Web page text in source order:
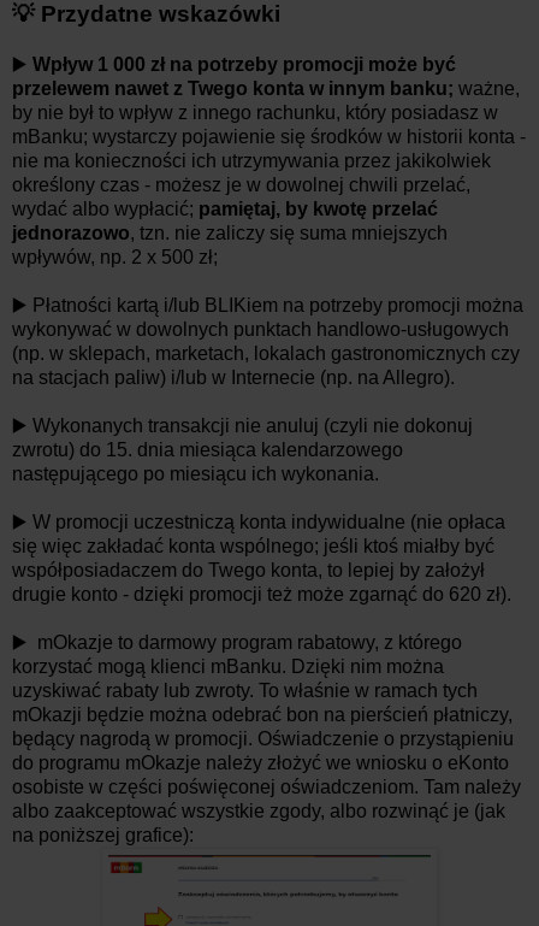
💡 Przydatne wskazówki
▶️ Wpływ 1 000 zł na potrzeby promocji może być
przelewem nawet z Twego konta w innym banku; ważne,
by nie był to wpływ z innego rachunku, który posiadasz w
mBanku; wystarczy pojawienie się środków w historii konta -
nie ma konieczności ich utrzymywania przez jakikolwiek
określony czas - możesz je w dowolnej chwili przelać,
wydać albo wypłacić; pamiętaj, by kwotę przelać
jednorazowo, tzn. nie zaliczy się suma mniejszych
wpływów, np. 2 x 500 zł;
▶️ Płatności kartą i/lub BLIKiem na potrzeby promocji można
wykonywać w dowolnych punktach handlowo-usługowych
(np. w sklepach, marketach, lokalach gastronomicznych czy
na stacjach paliw) i/lub w Internecie (np. na Allegro).
▶️ Wykonanych transakcji nie anuluj (czyli nie dokonuj
zwrotu) do 15. dnia miesiąca kalendarzowego
następującego po miesiącu ich wykonania.
▶️ W promocji uczestniczą konta indywidualne (nie opłaca
się więc zakładać konta wspólnego; jeśli ktoś miałby być
współposiadaczem do Twego konta, to lepiej by założył
drugie konto - dzięki promocji też może zgarnąć do 620 zł).
▶️ mOkazje to darmowy program rabatowy, z którego
korzystać mogą klienci mBanku. Dzięki nim można
uzyskiwać rabaty lub zwroty. To właśnie w ramach tych
mOkazji będzie można odebrać bon na pierścień płatniczy,
będący nagrodą w promocji. Oświadczenie o przystąpieniu
do programu mOkazje należy złożyć we wniosku o eKonto
osobiste w części poświęconej oświadczeniom. Tam należy
albo zaakceptować wszystkie zgody, albo rozwinąć je (jak
na poniższej grafice):